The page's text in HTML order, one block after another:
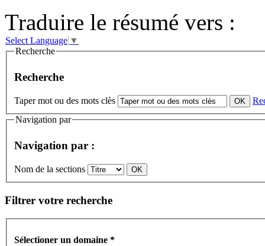
Traduire le résumé vers :
Select Language ▼
Recherche
Recherche
Taper mot ou des mots clès
Navigation par
Navigation par :
Nom de la sections
Filtrer votre recherche
Sélectioner un domaine *